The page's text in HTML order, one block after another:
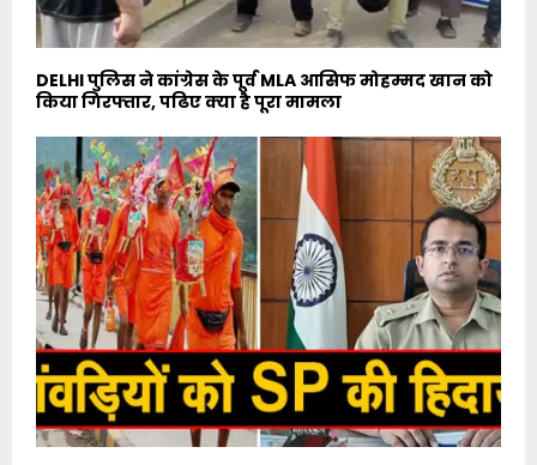
DELHI पुलिस ने कांग्रेस के पूर्व MLA आसिफ मोहम्मद खान को
किया गिरफ्तार, पढिए क्या है पूरा मामला